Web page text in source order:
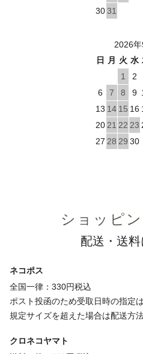
3031
2026年
日
月 火 水
1
2
6
7 8 9
13 14 15 16
20 21 22 23
27 28 29 30
ショッピ
配送・送
ネコポス
全国一律：330円税込
ポスト投函のため受取日時の指定
規定サイズを超えた場合は配送方
クロネコヤマト